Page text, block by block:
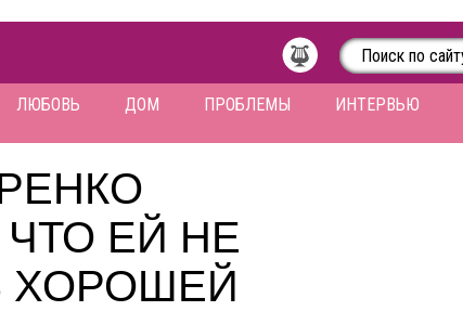
ЛЮБОВЬ ДОМ ПРОБЛЕМЫ ИНТЕРВЬЮ
ЕЙ НЕ
ХОРОШЕЙ